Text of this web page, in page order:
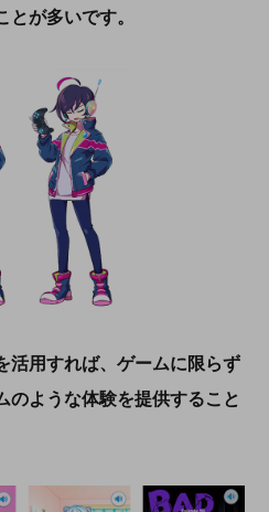
が多いです。
活用すれば、ゲームに限らず
のような体験を提供すること